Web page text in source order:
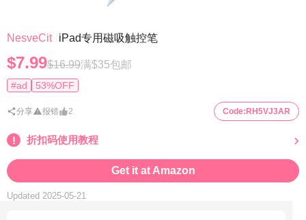
NesveCit iPad专用磁吸触控笔
$7.99$16.99满$35包邮
#ad 53%OFF
分享 报错 2 Code: RH5VJ3AR
折扣码使用教程
Get it at Amazon
Updated 2025-05-21